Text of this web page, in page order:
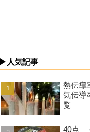
▶人気記事
熱伝
気伝導
覧
40点